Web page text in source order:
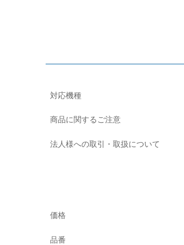
対応機種
商品に関するご注意
法人様への取引・取扱について
価格
品番